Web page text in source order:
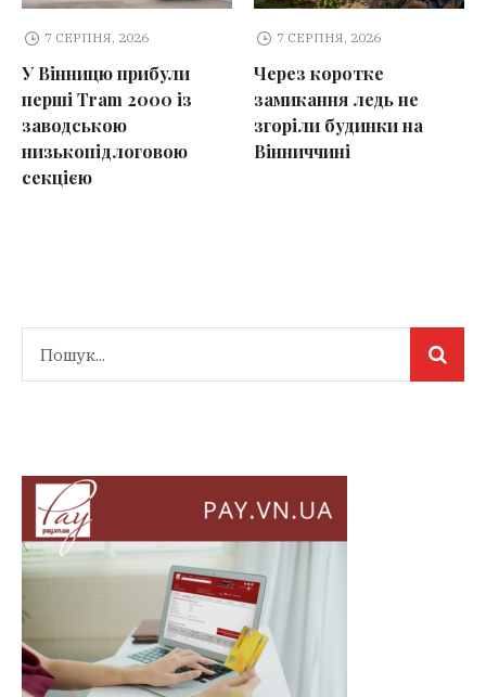
7 СЕРПНЯ, 2026
У Вінницю прибули
перші Tram 2000 із
заводською
низькопідлоговою
секцією
7 СЕРПНЯ, 2026
Через коротке
замикання ледь не
згоріли будинки на
Вінниччині